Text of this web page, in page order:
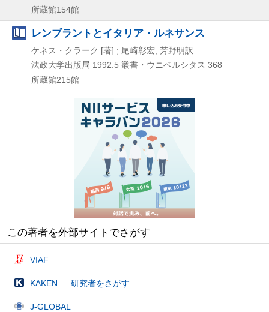
所蔵館154館
レンブラントとイタリア・ルネサンス
ケネス・クラーク [著] ; 尾崎彰宏, 芳野明訳
法政大学出版局 1992.5 叢書・ウニベルシタス 368
所蔵館215館
この著者を外部サイトでさがす
VIAF
KAKEN — 研究者をさがす
J-GLOBAL